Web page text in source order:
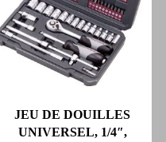
JEU DE DOUILLES
UNIVERSEL, 1/4″,